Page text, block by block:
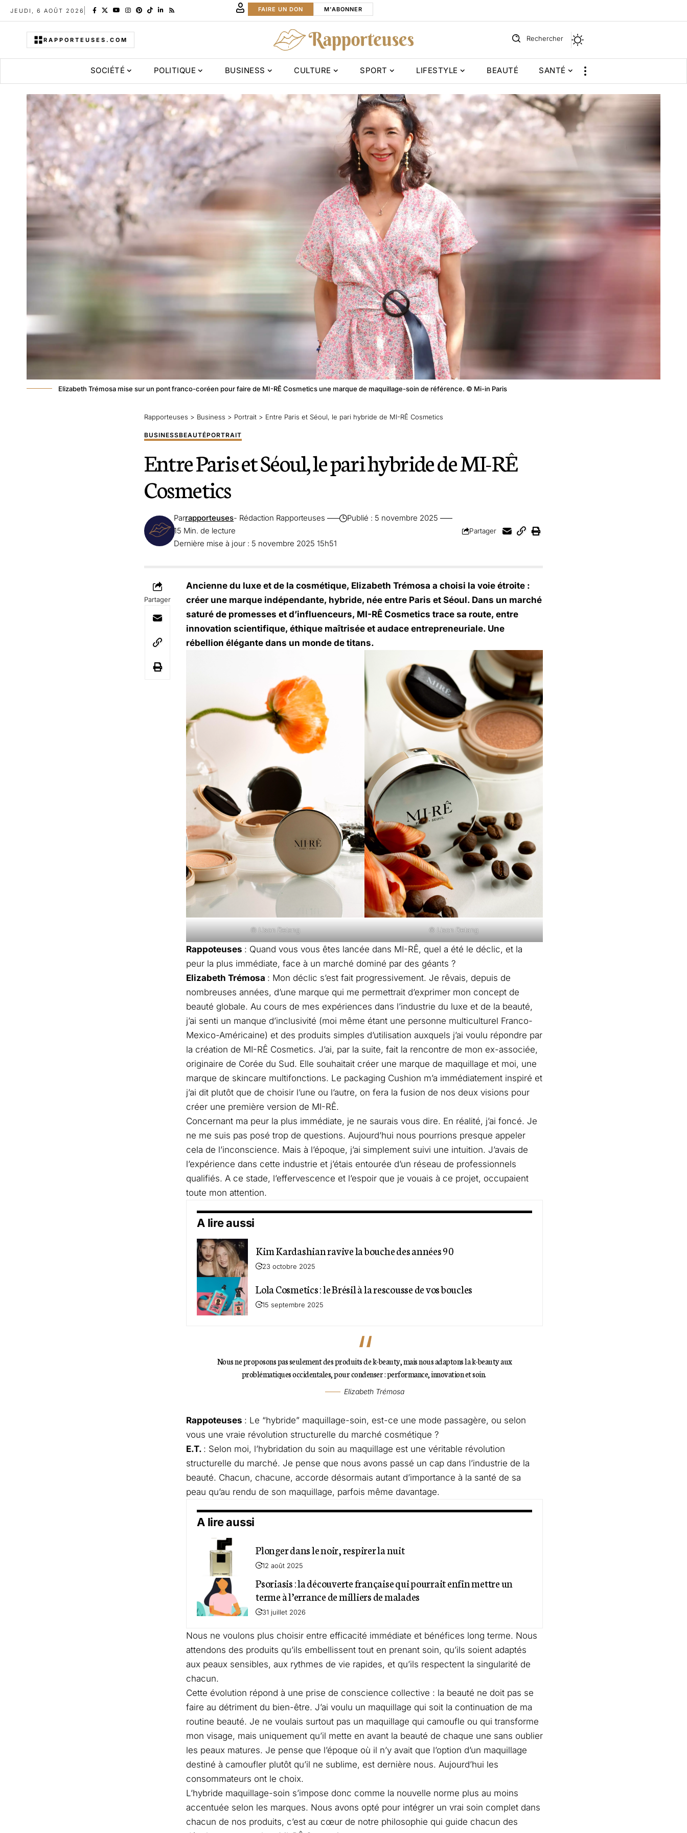
JEUDI, 6 AOÛT 2026 FAIRE UN DON M'ABONNER
RAPPORTEUSES.COM Rechercher
SOCIÉTÉ POLITIQUE BUSINESS CULTURE SPORT LIFESTYLE BEAUTÉ SANTÉ
Elizabeth Trémosa mise sur un pont franco-coréen pour faire de MI-RÊ Cosmetics une marque de maquillage-soin de référence. © Mi-in Paris
Rapporteuses > Business > Portrait > Entre Paris et Séoul, le pari hybride de MI-RÊ Cosmetics
BUSINESSBEAUTÉPORTRAIT
Entre Paris et Séoul, le pari hybride de MI-RÊ
Cosmetics
Dernière mise à jour : 5 novembre 2025 15h51
Parrapporteuses- Rédaction Rapporteuses
Publié : 5 novembre 2025
15 Min. de lecture
Partager
Partager
Ancienne du luxe et de la cosmétique, Elizabeth Trémosa a choisi la voie étroite :
créer une marque indépendante, hybride, née entre Paris et Séoul. Dans un marché
saturé de promesses et d’influenceurs, MI-RÊ Cosmetics trace sa route, entre
innovation scientifique, éthique maîtrisée et audace entrepreneuriale. Une
rébellion élégante dans un monde de titans.
© Lison Detang © Lison Detang
Rappoteuses : Quand vous vous êtes lancée dans MI-RÊ, quel a été le déclic, et la
peur la plus immédiate, face à un marché dominé par des géants ?
Elizabeth Trémosa : Mon déclic s’est fait progressivement. Je rêvais, depuis de
nombreuses années, d’une marque qui me permettrait d’exprimer mon concept de
beauté globale. Au cours de mes expériences dans l’industrie du luxe et de la beauté,
j’ai senti un manque d’inclusivité (moi même étant une personne multiculturel Franco-
Mexico-Américaine) et des produits simples d’utilisation auxquels j’ai voulu répondre par
la création de MI-RÊ Cosmetics. J’ai, par la suite, fait la rencontre de mon ex-associée,
originaire de Corée du Sud. Elle souhaitait créer une marque de maquillage et moi, une
marque de skincare multifonctions. Le packaging Cushion m’a immédiatement inspiré et
j’ai dit plutôt que de choisir l’une ou l’autre, on fera la fusion de nos deux visions pour
créer une première version de MI-RÊ.
Concernant ma peur la plus immédiate, je ne saurais vous dire. En réalité, j’ai foncé. Je
ne me suis pas posé trop de questions. Aujourd’hui nous pourrions presque appeler
cela de l’inconscience. Mais à l’époque, j’ai simplement suivi une intuition. J’avais de
l’expérience dans cette industrie et j’étais entourée d’un réseau de professionnels
qualifiés. A ce stade, l’effervescence et l’espoir que je vouais à ce projet, occupaient
toute mon attention.
A lire aussi
Kim Kardashian ravive la bouche des années 90
23 octobre 2025
Lola Cosmetics : le Brésil à la rescousse de vos boucles
15 septembre 2025
Nous ne proposons pas seulement des produits de k-beauty, mais nous adaptons la k-beauty aux
problématiques occidentales, pour condenser : performance, innovation et soin.
Elizabeth Trémosa
Rappoteuses : Le “hybride” maquillage-soin, est-ce une mode passagère, ou selon
vous une vraie révolution structurelle du marché cosmétique ?
E.T. : Selon moi, l’hybridation du soin au maquillage est une véritable révolution
structurelle du marché. Je pense que nous avons passé un cap dans l’industrie de la
beauté. Chacun, chacune, accorde désormais autant d’importance à la santé de sa
peau qu’au rendu de son maquillage, parfois même davantage.
A lire aussi
Plonger dans le noir, respirer la nuit
12 août 2025
Psoriasis : la découverte française qui pourrait enfin mettre un
terme à l’errance de milliers de malades
31 juillet 2026
Nous ne voulons plus choisir entre efficacité immédiate et bénéfices long terme. Nous
attendons des produits qu’ils embellissent tout en prenant soin, qu’ils soient adaptés
aux peaux sensibles, aux rythmes de vie rapides, et qu’ils respectent la singularité de
chacun.
Cette évolution répond à une prise de conscience collective : la beauté ne doit pas se
faire au détriment du bien-être. J’ai voulu un maquillage qui soit la continuation de ma
routine beauté. Je ne voulais surtout pas un maquillage qui camoufle ou qui transforme
mon visage, mais uniquement qu’il mette en avant la beauté de chaque une sans oublier
les peaux matures. Je pense que l’époque où il n’y avait que l’option d’un maquillage
destiné à camoufler plutôt qu’il ne sublime, est dernière nous. Aujourd’hui les
consommateurs ont le choix.
L’hybride maquillage-soin s’impose donc comme la nouvelle norme plus au moins
accentuée selon les marques. Nous avons opté pour intégrer un vrai soin complet dans
chacun de nos produits, c’est au cœur de notre philosophie qui guide chacun des